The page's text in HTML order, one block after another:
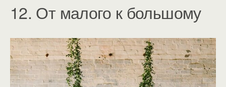
12. От малого к большому